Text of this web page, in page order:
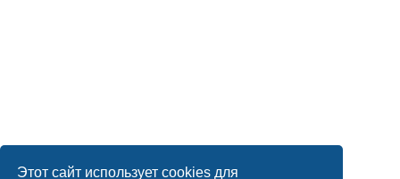
Этот сайт использует cookies для